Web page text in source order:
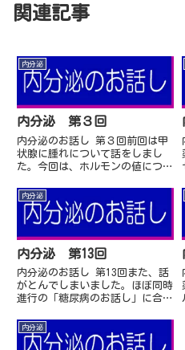
関連記事
内分泌
内分泌 第３回
内分泌のお話し 第３回前回は甲
状腺に腫れについて話をしまし
た。今回は、ホルモンの値につい
果に書いてありますし、内分泌専
門でない医師は正常値など覚えて
いませんし覚える必要も...
内分泌
内分泌 第13回
内分泌のお話し 第13回また、話
がとんでしまいました。ほぼ同時
進行の「糖尿病のお話し」に合わ
ます。災害と副腎不全の話し対策
は一つです。薬を忘れないこと、
内分泌